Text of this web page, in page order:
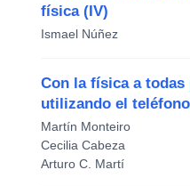
física (IV)
Ismael Núñez
Con la física a
utilizando el
Martín Monteiro
Cecilia Cabeza
Arturo C. Martí